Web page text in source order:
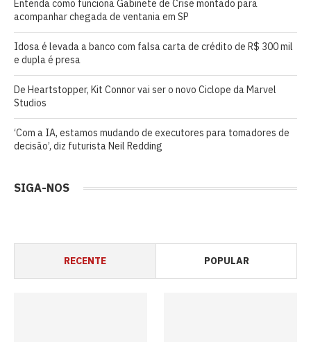
Entenda como funciona Gabinete de Crise montado para
acompanhar chegada de ventania em SP
Idosa é levada a banco com falsa carta de crédito de R$ 300 mil
e dupla é presa
De Heartstopper, Kit Connor vai ser o novo Ciclope da Marvel
Studios
‘Com a IA, estamos mudando de executores para tomadores de
decisão’, diz futurista Neil Redding
SIGA-NOS
RECENTE POPULAR